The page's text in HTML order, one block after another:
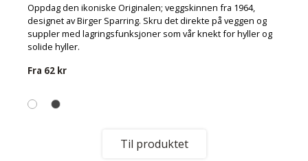
Oppdag den ikoniske Originalen; veggskinnen fra 1964,
designet av Birger Sparring. Skru det direkte på veggen og
suppler med lagringsfunksjoner som vår knekt for hyller og
solide hyller.
Fra 62 kr
Til produktet